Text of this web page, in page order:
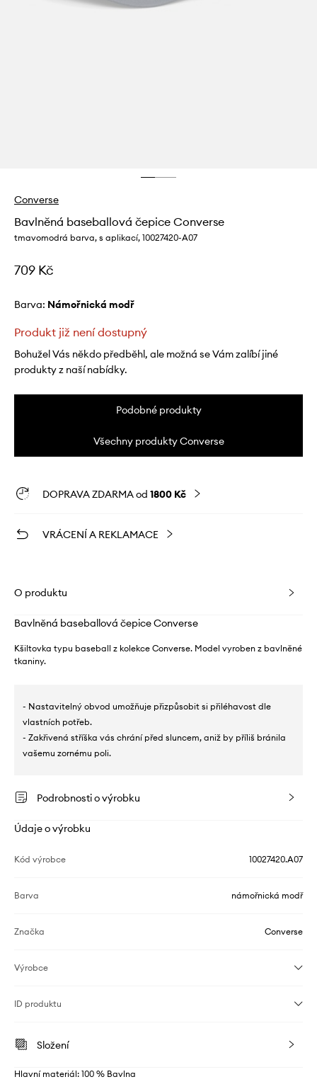
Converse
Bavlněná baseballová čepice Converse
tmavomodrá barva, s aplikací, 10027420-A07
709 Kč
Barva: námořnická modř
Produkt již není dostupný
Bohužel Vás někdo předběhl, ale možná se Vám zalíbí jiné
produkty z naší nabídky.
Podobné produkty
Všechny produkty Converse
DOPRAVA ZDARMA od 1800 Kč
VRÁCENÍ A REKLAMACE
O produktu
Bavlněná baseballová čepice Converse
Kšiltovka typu baseball z kolekce Converse. Model vyroben z bavlněné
tkaniny.
- Nastavitelný obvod umožňuje přizpůsobit si přiléhavost dle
vlastních potřeb.
- Zakřivená stříška vás chrání před sluncem, aniž by příliš bránila
vašemu zornému poli.
Podrobnosti o výrobku
Údaje o výrobku
Kód výrobce 10027420.A07
Barva námořnická modř
Značka Converse
Výrobce
ID produktu
Složení
Hlavní materiál: 100 % Bavlna